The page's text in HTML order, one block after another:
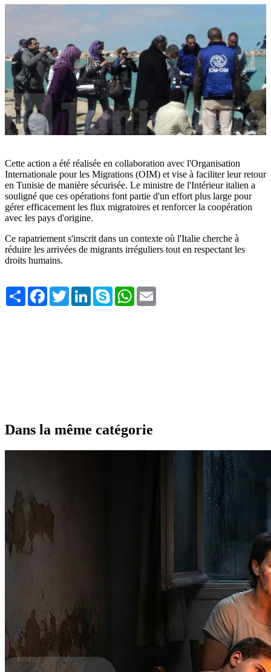
Cette action a été réalisée en collaboration avec l'Organisation
Internationale pour les Migrations (OIM) et vise à faciliter leur retour
en Tunisie de manière sécurisée. Le ministre de l'Intérieur italien a
souligné que ces opérations font partie d'un effort plus large pour
gérer efficacement les flux migratoires et renforcer la coopération
avec les pays d'origine.
Ce rapatriement s'inscrit dans un contexte où l'Italie cherche à
réduire les arrivées de migrants irréguliers tout en respectant les
droits humains.
Share FacebookTwitterLinkedInSkype WhatsApp
Dans la même catégorie